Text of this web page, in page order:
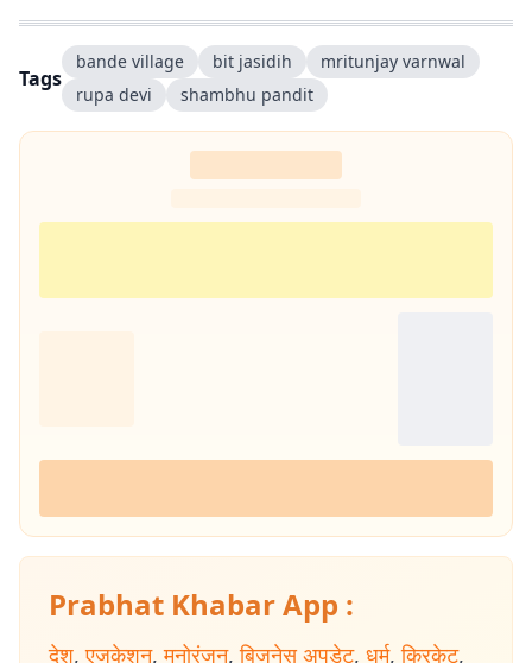
Tags
bande village bit jasidih
mritunjay varnwal
rupa devi
shambhu pandit
Prabhat Khabar App :
देश, एजुकेशन, मनोरंजन, बिजनेस अपडेट, धर्म, क्रिकेट,